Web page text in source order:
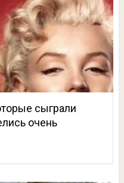
сыграли
очень